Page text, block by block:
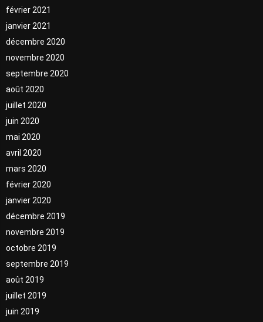
février 2021
janvier 2021
décembre 2020
novembre 2020
septembre 2020
août 2020
juillet 2020
juin 2020
mai 2020
avril 2020
mars 2020
février 2020
janvier 2020
décembre 2019
novembre 2019
octobre 2019
septembre 2019
août 2019
juillet 2019
juin 2019